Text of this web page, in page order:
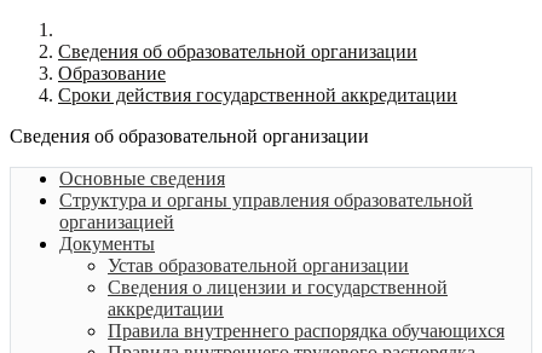
Cведения об образовательной организации
Образование
Сроки действия государственной аккредитации
Cведения об образовательной организации
Основные сведения
Структура и органы управления образовательной
организацией
Документы
Устав образовательной организации
Сведения о лицензии и государственной
аккредитации
Правила внутреннего распорядка обучающихся